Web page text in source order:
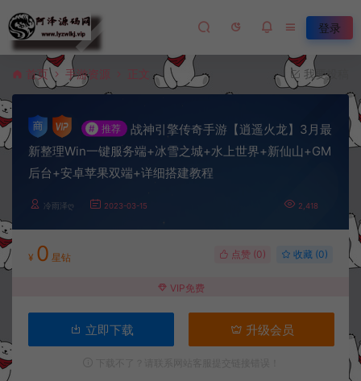
登录
首页 手游资源 正文 我要投稿
# 推荐
战神引擎传奇手游【逍遥火龙】3月最
新整理Win一键服务端+冰雪之城+水上世界+新仙山+GM
后台+安卓苹果双端+详细搭建教程
冷雨泽ღ 2023-03-15 2,418
¥ 0 星钻 点赞 (0) 收藏 (0)
VIP免费
立即下载 升级会员